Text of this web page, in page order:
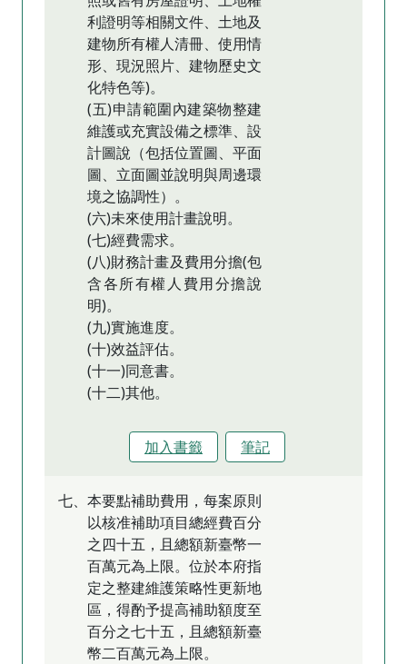
利證明等相關文件、土地及
建物所有權人清冊、使用情
形、現況照片、建物歷史文
化特色等)。
(五)申請範圍內建築物整建
維護或充實設備之標準、設
計圖說（包括位置圖、平面
圖、立面圖並說明與周邊環
境之協調性）。
(六)未來使用計畫說明。
(七)經費需求。
(八)財務計畫及費用分擔(包
含各所有權人費用分擔說
明)。
(九)實施進度。
(十)效益評估。
(十一)同意書。
(十二)其他。
加入書籤 筆記
七、本要點補助費用，每案原則
以核准補助項目總經費百分
之四十五，且總額新臺幣一
百萬元為上限。位於本府指
定之整建維護策略性更新地
區，得酌予提高補助額度至
百分之七十五，且總額新臺
幣二百萬元為上限。